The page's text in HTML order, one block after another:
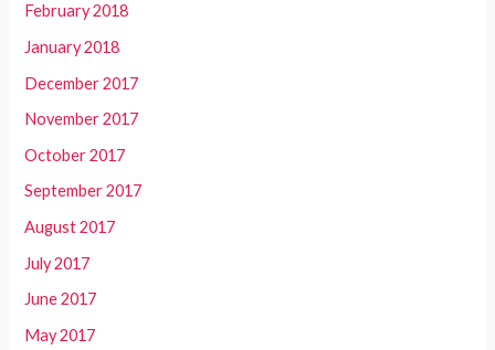
February 2018
January 2018
December 2017
November 2017
October 2017
September 2017
August 2017
July 2017
June 2017
May 2017